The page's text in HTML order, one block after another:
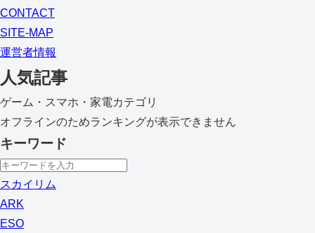
CONTACT
SITE-MAP
運営者情報
人気記事
ゲーム・スマホ・家電カテゴリ
オフラインのためランキングが表示できません
キーワード
スカイリム
ARK
ESO